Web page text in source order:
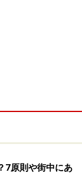
7原則や街中にあ